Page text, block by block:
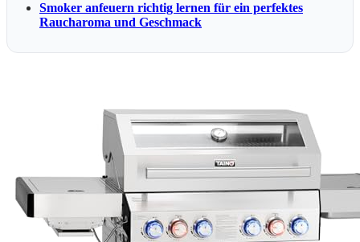
Smoker anfeuern richtig lernen für ein perfektes
Raucharoma und Geschmack